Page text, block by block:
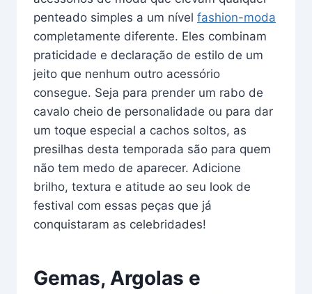
penteado simples a um nível fashion-moda
completamente diferente. Eles combinam
praticidade e declaração de estilo de um
jeito que nenhum outro acessório
consegue. Seja para prender um rabo de
cavalo cheio de personalidade ou para dar
um toque especial a cachos soltos, as
presilhas desta temporada são para quem
não tem medo de aparecer. Adicione
brilho, textura e atitude ao seu look de
festival com essas peças que já
conquistaram as celebridades!
Gemas, Argolas e